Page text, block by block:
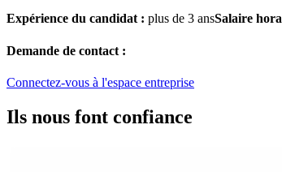
Expérience du candidat : plus de 3 ansSalaire
Demande de contact :
Connectez-vous à l'espace entreprise
Ils nous font confiance